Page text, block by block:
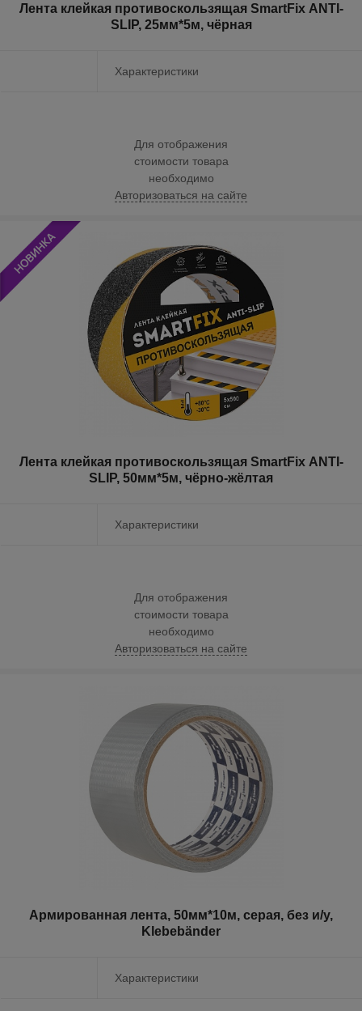
Лента клейкая противоскользящая SmartFix ANTI-
SLIP, 25мм*5м, чёрная
Характеристики
Для отображения
стоимости товара
необходимо
Авторизоваться на сайте
Лента клейкая противоскользящая SmartFix ANTI-
SLIP, 50мм*5м, чёрно-жёлтая
Характеристики
Для отображения
стоимости товара
необходимо
Авторизоваться на сайте
Армированная лента, 50мм*10м, серая, без и/у,
Klebebänder
Характеристики